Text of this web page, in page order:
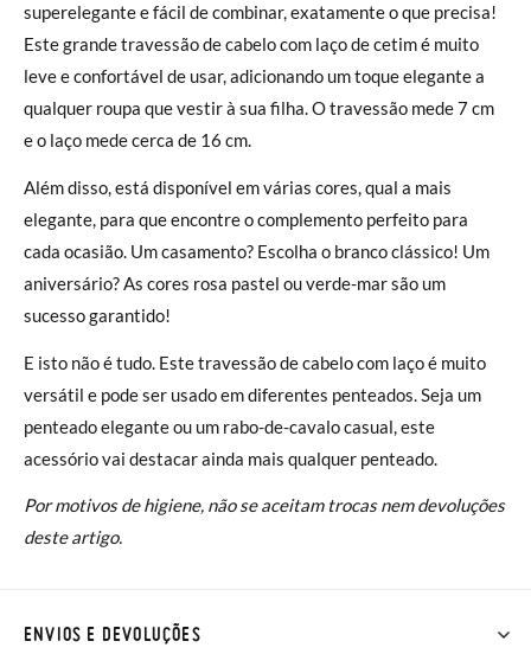
superelegante e fácil de combinar, exatamente o que precisa!
Este grande travessão de cabelo com laço de cetim é muito
leve e confortável de usar, adicionando um toque elegante a
qualquer roupa que vestir à sua filha. O travessão mede 7 cm
e o laço mede cerca de 16 cm.
Além disso, está disponível em várias cores, qual a mais
elegante, para que encontre o complemento perfeito para
cada ocasião. Um casamento? Escolha o branco clássico! Um
aniversário? As cores rosa pastel ou verde-mar são um
sucesso garantido!
E isto não é tudo. Este travessão de cabelo com laço é muito
versátil e pode ser usado em diferentes penteados. Seja um
penteado elegante ou um rabo-de-cavalo casual, este
acessório vai destacar ainda mais qualquer penteado.
Por motivos de higiene, não se aceitam trocas nem devoluções
deste artigo.
ENVIOS E DEVOLUÇÕES